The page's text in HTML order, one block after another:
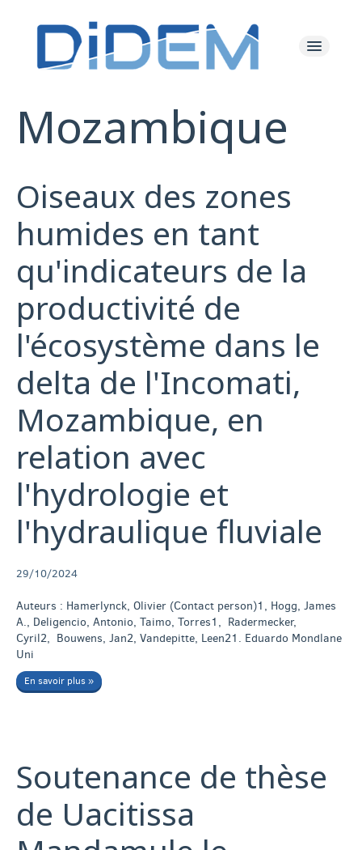
Les Actualités
L'équipe
Mozambique
Oiseaux des zones
humides en tant
qu'indicateurs de la
productivité de
l'écosystème dans le
delta de l'Incomati,
Mozambique, en
relation avec
l'hydrologie et
l'hydraulique fluviale
29/10/2024
Auteurs : Hamerlynck, Olivier (Contact person)1, Hogg, James
A., Deligencio, Antonio, Taimo, Torres1, Radermecker,
Cyril2, Bouwens, Jan2, Vandepitte, Leen21. Eduardo Mondlane
Uni
En savoir plus »
Soutenance de thèse
de Uacitissa